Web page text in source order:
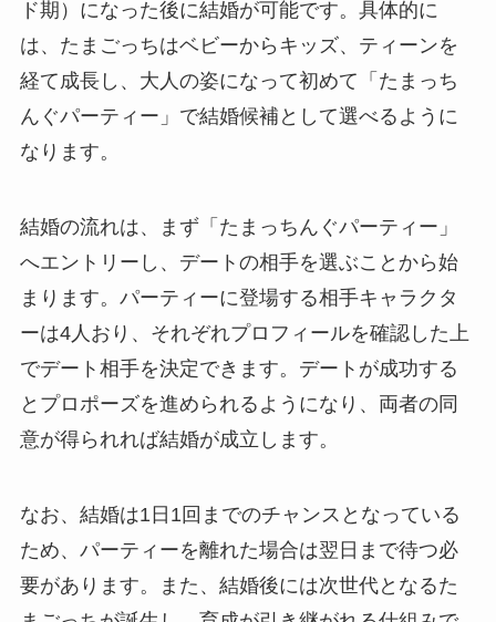
ド期）になった後に結婚が可能です。具体的に
は、たまごっちはベビーからキッズ、ティーンを
経て成長し、大人の姿になって初めて「たまっち
んぐパーティー」で結婚候補として選べるように
なります。
結婚の流れは、まず「たまっちんぐパーティー」
へエントリーし、デートの相手を選ぶことから始
まります。パーティーに登場する相手キャラクタ
ーは4人おり、それぞれプロフィールを確認した上
でデート相手を決定できます。デートが成功する
とプロポーズを進められるようになり、両者の同
意が得られれば結婚が成立します。
なお、結婚は1日1回までのチャンスとなっている
ため、パーティーを離れた場合は翌日まで待つ必
要があります。また、結婚後には次世代となるた